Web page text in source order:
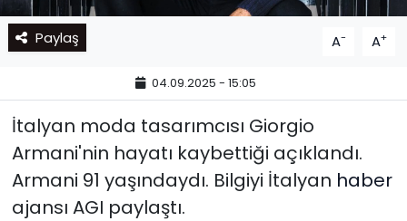
Paylaş A- A+
04.09.2025 - 15:05
İtalyan moda tasarımcısı Giorgio
Armani'nin hayatı kaybettiği açıklandı.
Armani 91 yaşındaydı. Bilgiyi İtalyan haber
ajansı AGI paylaştı.